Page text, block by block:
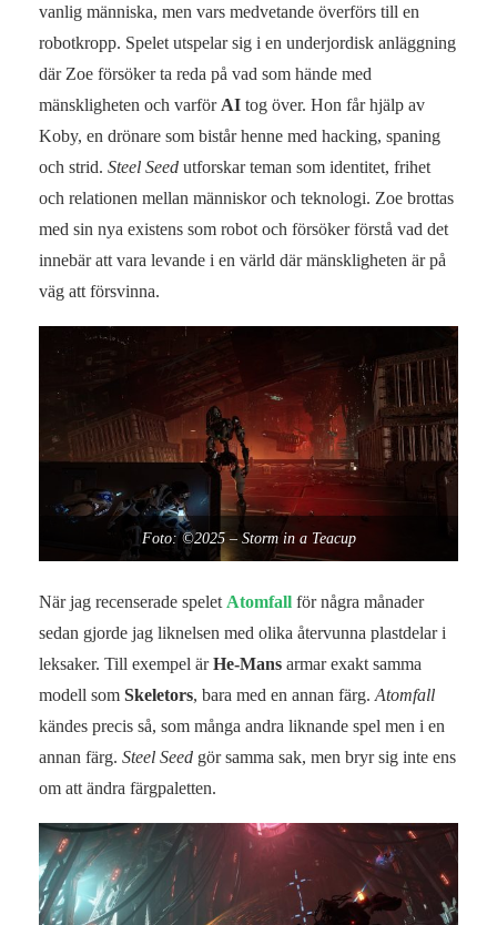
vanlig människa, men vars medvetande överförs till en
robotkropp. Spelet utspelar sig i en underjordisk anläggning
där Zoe försöker ta reda på vad som hände med
mänskligheten och varför AI tog över. Hon får hjälp av
Koby, en drönare som bistår henne med hacking, spaning
och strid. Steel Seed utforskar teman som identitet, frihet
och relationen mellan människor och teknologi. Zoe brottas
med sin nya existens som robot och försöker förstå vad det
innebär att vara levande i en värld där mänskligheten är på
väg att försvinna.
Foto: ©2025 – Storm in a Teacup
När jag recenserade spelet Atomfall för några månader
sedan gjorde jag liknelsen med olika återvunna plastdelar i
leksaker. Till exempel ärHe-Mans armar exakt samma
modell som Skeletors, bara med en annan färg. Atomfall
kändes precis så, som många andra liknande spel men i en
annan färg. Steel Seed gör samma sak, men bryr sig inte ens
om att ändra färgpaletten.